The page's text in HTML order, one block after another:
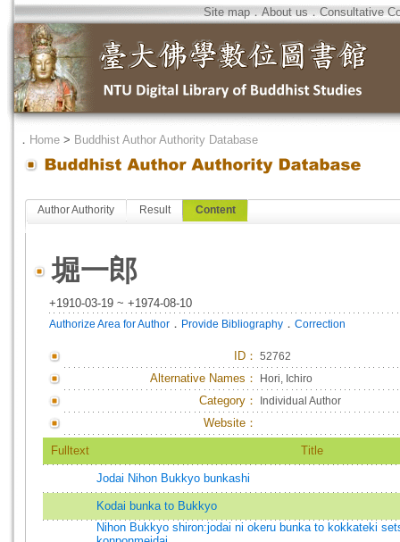
Site map．About us．Consultative
． Home > Buddhist Author Authority Database
Author Authority Result Content
堀一郎
+1910-03-19 ~ +1974-08-10
Authorize Area for Author ． Provide Bibliography ． Correction
ID ： 52762
Alternative Names： Hori, Ichiro
Category： Individual Author
Website：
Fulltext Title
Jodai Nihon Bukkyo bunkashi
Kodai bunka to Bukkyo
Nihon Bukkyo shiron:jodai ni okeru bunka to kokkateki